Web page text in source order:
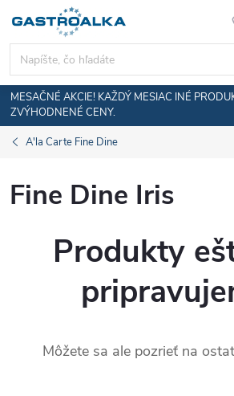
obsah
MESAČNÉ AKCIE! KAŽDÝ MESIAC INÉ
ZVÝHODNENÉ CENY.
A'la Carte Fine Dine
Fine Dine Iris
Produkty
Môžete sa ale pozrieť na